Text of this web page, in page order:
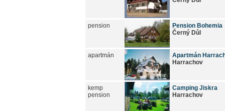
pension
Pension Bohemia
Černý Důl
apartmán
Apartmán
Harrachov
kemp
pension
Camping Jiskra
Harrachov